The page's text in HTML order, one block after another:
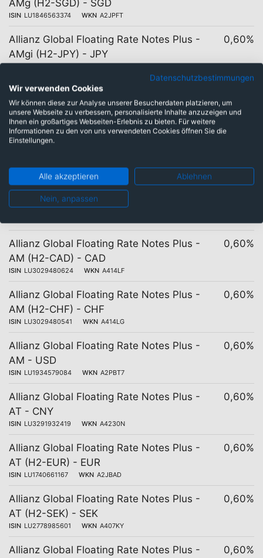
AMg (H2-SGD) - SGD
ISIN LU1846563374 WKN A2JPFT
Allianz Global Floating Rate Notes Plus -
AMgi (H2-JPY) - JPY
0,60%
Allianz Global Floating Rate Notes Plus -
AMgi (H2-RMB) - RMB
ISIN LU2826673985 WKN A40E0K
Allianz Global Floating Rate Notes Plus -
ISIN LU1846562483 WKN A2JPFR
Allianz Global Floating Rate Notes Plus -
AM (H2-AUD) - AUD
Allianz Global Floating Rate Notes Plus -
AM (H2-CAD) - CAD
ISIN LU3029480624 WKN A414LF
0,60%
Allianz Global Floating Rate Notes Plus -
AM (H2-CHF) - CHF
ISIN LU3029480541 WKN A414LG
0,60%
Allianz Global Floating Rate Notes Plus -
AM - USD
ISIN LU1934579084 WKN A2PBT7
0,60%
Allianz Global Floating Rate Notes Plus -
AT - CNY
ISIN LU3291932419 WKN A4230N
0,60%
Allianz Global Floating Rate Notes Plus -
AT (H2-EUR) - EUR
ISIN LU1740661167 WKN A2JBAD
0,60%
Allianz Global Floating Rate Notes Plus -
AT (H2-SEK) - SEK
ISIN LU2778985601 WKN A407KY
0,60%
Allianz Global Floating Rate Notes Plus -
0,60%
Datenschutzbestimmungen
Wir verwenden Cookies
Wir können diese zur Analyse unserer Besucherdaten platzieren, um
unsere Webseite zu verbessern, personalisierte Inhalte anzuzeigen und
Ihnen ein großartiges Webseiten-Erlebnis zu bieten. Für weitere
Informationen zu den von uns verwendeten Cookies öffnen Sie die
Einstellungen.
Alle akzeptieren Ablehnen
Nein, anpassen